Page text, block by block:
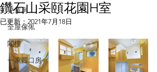
兒童房
全屋傢俬
閣樓
一家四口房
鑽石山采頤花園H室
已更新： 2021年7月18日